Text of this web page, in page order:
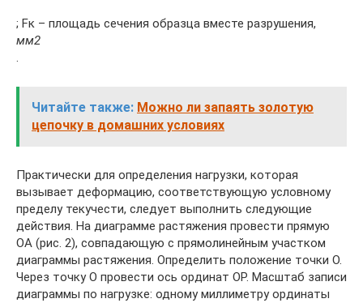
; Fк – площадь сечения образца вместе разрушения,
мм2
.
Читайте также: Можно ли запаять золотую
цепочку в домашних условиях
Практически для определения нагрузки, которая
вызывает деформацию, соответствующую условному
пределу текучести, следует выполнить следующие
действия. На диаграмме растяжения провести прямую
ОА (рис. 2), совпадающую с прямолинейным участком
диаграммы растяжения. Определить положение точки О.
Через точку О провести ось ординат ОР. Масштаб записи
диаграммы по нагрузке: одному миллиметру ординаты